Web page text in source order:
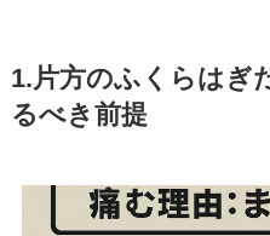
1.片方のふくらはぎ
るべき前提